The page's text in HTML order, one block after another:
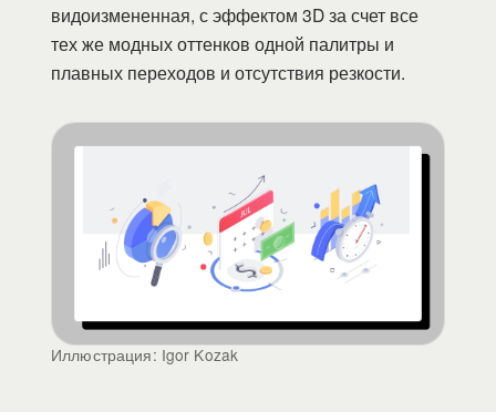
видоизмененная, с эффектом 3D за счет все
тех же модных оттенков одной палитры и
плавных переходов и отсутствия резкости.
Иллюстрация: Igor Kozak